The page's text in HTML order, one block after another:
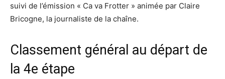
suivi de l’émission « Ca va Frotter » animée par Claire
Bricogne, la journaliste de la chaîne.
Classement général au départ de
la 4e étape